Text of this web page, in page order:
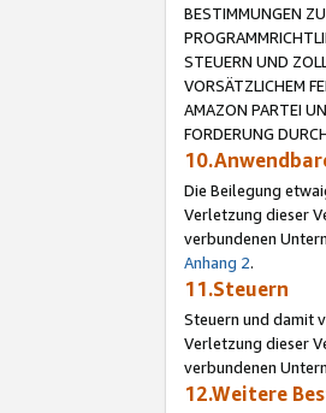
BESTIMMUNGEN
STEUERN UND
VORSÄTZLICHEM
AMAZON PARTEI
FORDERUNG
Die Beilegung
Verletzung dieser
verbundenen
Anhang 2.
11.Steuern
Steuern und damit
Verletzung dieser
verbundenen
12.Weitere